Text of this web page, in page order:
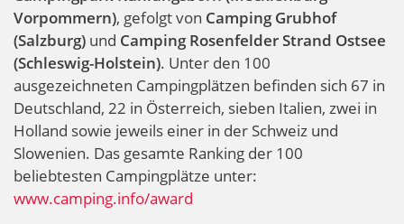
Vorpommern), gefolgt von Camping Grubhof
(Salzburg) und Camping Rosenfelder Strand Ostsee
(Schleswig-Holstein). Unter den 100
ausgezeichneten Campingplätzen befinden sich 67 in
Deutschland, 22 in Österreich, sieben Italien, zwei in
Holland sowie jeweils einer in der Schweiz und
Slowenien. Das gesamte Ranking der 100
beliebtesten Campingplätze unter:
www.camping.info/award